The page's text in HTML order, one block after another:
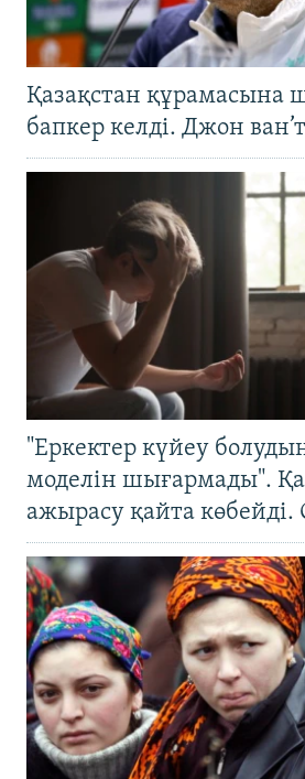
Қазақстан құрамасына
бапкер келді. Джон
"Еркектер күйеу
моделін шығармады".
ажырасу қайта көбейді.